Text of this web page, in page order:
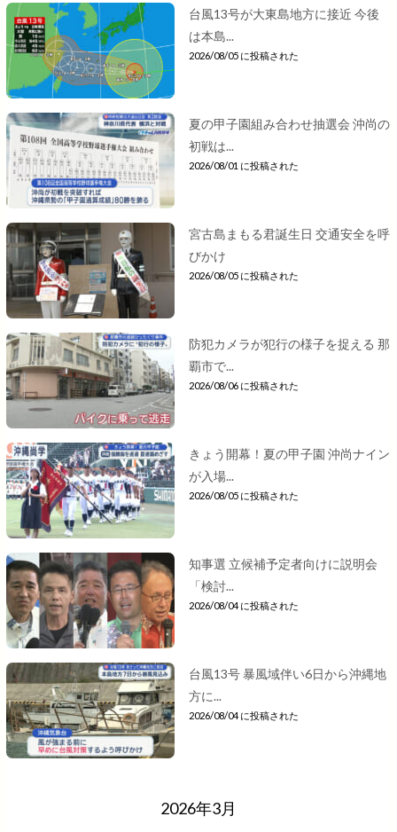
台風13号が大東島地方に接近 今後
は本島...
2026/08/05 に投稿された
夏の甲子園組み合わせ抽選会 沖尚の
初戦は...
2026/08/01 に投稿された
宮古島まもる君誕生日 交通安全を呼
びかけ
2026/08/05 に投稿された
防犯カメラが犯行の様子を捉える 那
覇市で...
2026/08/06 に投稿された
きょう開幕！夏の甲子園 沖尚ナイン
が入場...
2026/08/05 に投稿された
知事選 立候補予定者向けに説明会
「検討...
2026/08/04 に投稿された
台風13号 暴風域伴い6日から沖縄地
方に...
2026/08/04 に投稿された
2026年3月